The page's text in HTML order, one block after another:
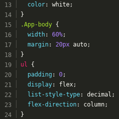
color: white;
}
.App-body {
width: 60%;
margin: 20px auto;
}
ul
{
padding : 0;
display: flex;
list-style-type: decimal;
flex-direction: column;
}